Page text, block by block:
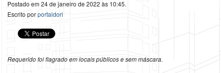
Postado em 24 de janeiro de 2022 às 10:45.
Escrito porportaldori
Requerido foiflagrado em locais públicos e sem máscara.